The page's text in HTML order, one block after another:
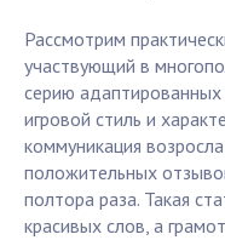
Рассмотрим
участвующий в
серию
игровой стиль и
коммуникация
положительных
полтора раза. Такая
красивых слов, а